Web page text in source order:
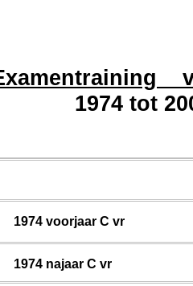
1974 tot
1974 voorjaar C vr
1974 najaar C vr